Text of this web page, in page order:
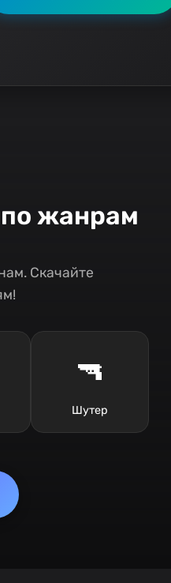
жанрам
Скачайте
🔫
Шутер